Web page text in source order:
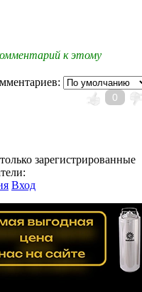
к этому
0
зарегистрированные
Вход